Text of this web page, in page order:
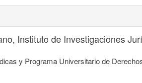
Instituto de Investigaciones
y Programa Universitario de